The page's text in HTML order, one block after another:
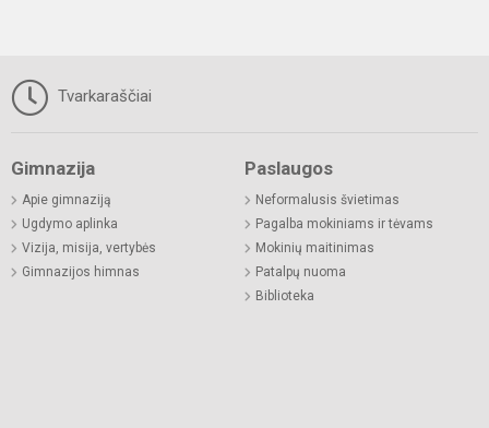
Tvarkaraščiai
Gimnazija
Apie gimnaziją
Ugdymo aplinka
Vizija, misija, vertybės
Gimnazijos himnas
Paslaugos
Neformalusis švietimas
Pagalba mokiniams ir tėvams
Mokinių maitinimas
Patalpų nuoma
Biblioteka